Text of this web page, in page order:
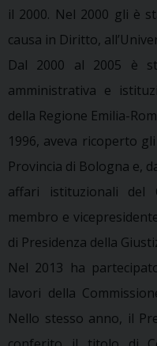
il 2000. Nel 2000 gli è
causa in Diritto,
Dal 2000 al 2005 è
amministrativa e
della Regione Emilia-
1996, aveva ricoperto
Provincia di Bologna e,
affari istituzionali del
membro e
di Presidenza della
Nel 2013 ha
lavori della
Nello stesso anno, il